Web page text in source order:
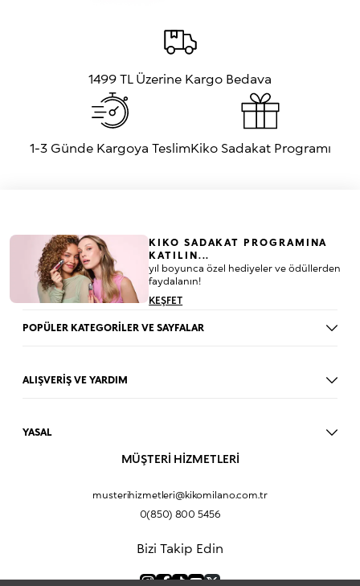
1499 TL Üzerine Kargo Bedava
1-3 Günde Kargoya TeslimKiko Sadakat Programı
KIKO SADAKAT PROGRAMINA
KATILIN...
yıl boyunca özel hediyeler ve ödüllerden
faydalanın!
KEŞFET
POPÜLER KATEGORİLER VE SAYFALAR
Göz Farı
Allık
Makyaj Bazı
ALIŞVERİŞ VE YARDIM
Sıkça Sorulan Sorular
Hediyeni Kişiselleştir
YASAL
Mesafeli Satış Sözleşmesi
KVKK Politikası ve Gizlilik
Ürün Güvenlik Bilgi Formları (SDS)
MÜŞTERİ HİZMETLERİ
musterihizmetleri@kikomilano.com.tr
0(850) 800 5456
Bizi Takip Edin